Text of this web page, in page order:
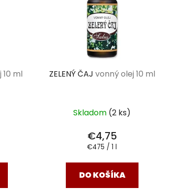
ml ZELENÝ ČAJ vonný olej 10 ml
Skladom (2 ks)
€4,75
Jednotková
€475 / 1 l
DO KOŠÍKA